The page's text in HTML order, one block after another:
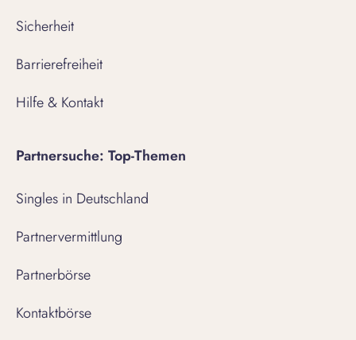
Sicherheit
Barrierefreiheit
Hilfe & Kontakt
Partnersuche: Top-Themen
Singles in Deutschland
Partnervermittlung
Partnerbörse
Kontaktbörse